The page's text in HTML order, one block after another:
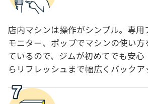
店内マシンは操作がシンプル。専
モニター、ポップでマシンの使い
ているので、ジムが初めてでも安
らリフレッシュまで幅広くバックア